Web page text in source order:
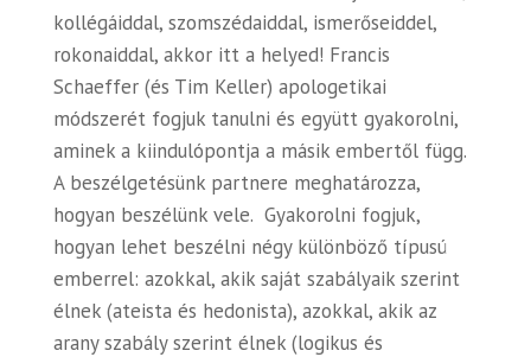
kollégáiddal, szomszédaiddal, ismerőseiddel,
rokonaiddal, akkor itt a helyed! Francis
Schaeffer (és Tim Keller) apologetikai
módszerét fogjuk tanulni és együtt gyakorolni,
aminek a kiindulópontja a másik embertől függ.
A beszélgetésünk partnere meghatározza,
hogyan beszélünk vele. Gyakorolni fogjuk,
hogyan lehet beszélni négy különböző típusú
emberrel: azokkal, akik saját szabályaik szerint
élnek (ateista és hedonista), azokkal, akik az
arany szabály szerint élnek (logikus és